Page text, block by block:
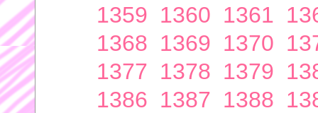
1359 1360 1361
1368 1369 1370
1377 1378 1379
1386 1387 1388